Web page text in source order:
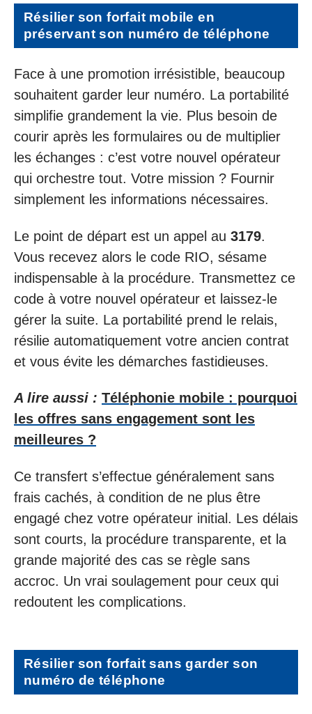
Résilier son forfait mobile en
préservant son numéro de téléphone
Face à une promotion irrésistible, beaucoup
souhaitent garder leur numéro. La portabilité
simplifie grandement la vie. Plus besoin de
courir après les formulaires ou de multiplier
les échanges : c’est votre nouvel opérateur
qui orchestre tout. Votre mission ? Fournir
simplement les informations nécessaires.
Le point de départ est un appel au 3179.
Vous recevez alors le code RIO, sésame
indispensable à la procédure. Transmettez ce
code à votre nouvel opérateur et laissez-le
gérer la suite. La portabilité prend le relais,
résilie automatiquement votre ancien contrat
et vous évite les démarches fastidieuses.
A lire aussi : Téléphonie mobile : pourquoi
les offres sans engagement sont les
meilleures ?
Ce transfert s’effectue généralement sans
frais cachés, à condition de ne plus être
engagé chez votre opérateur initial. Les délais
sont courts, la procédure transparente, et la
grande majorité des cas se règle sans
accroc. Un vrai soulagement pour ceux qui
redoutent les complications.
Résilier son forfait sans garder son
numéro de téléphone